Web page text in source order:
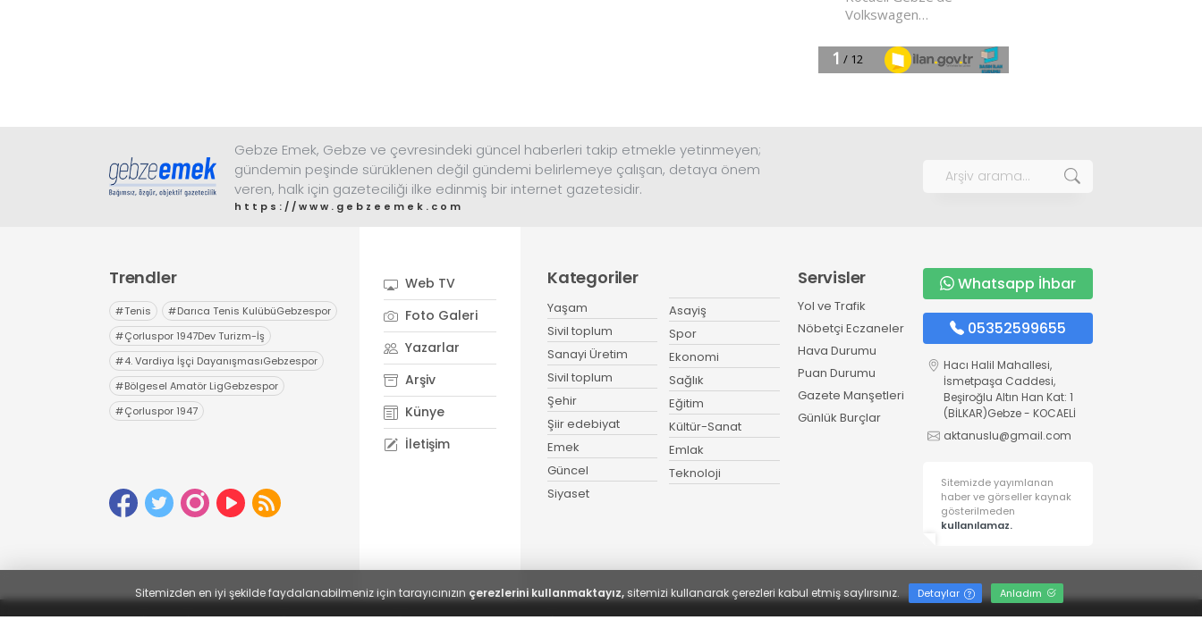
Gebze Emek, Gebze ve çevresindeki güncel haberleri takip etmekle yetinmeyen;
gündemin peşinde sürüklenen değil gündemi belirlemeye çalışan, detaya önem
veren, halk için gazeteciliği ilke edinmiş bir internet gazetesidir.
https://www.gebzeemek.com
Trendler
#Tenis #Darıca Tenis KulübüGebzespor
#Çorluspor 1947Dev Turizm-İş
#4. Vardiya İşçi DayanışmasıGebzespor
#Bölgesel Amatör LigGebzespor
#Çorluspor 1947
Web TV
Foto Galeri
Yazarlar
Arşiv
Künye
İletişim
Kategoriler
Yaşam
Sivil toplum
Sanayi Üretim
Sivil toplum
Şehir
Şiir edebiyat
Emek
Güncel
Siyaset
Asayiş
Spor
Ekonomi
Sağlık
Eğitim
Kültür-Sanat
Emlak
Teknoloji
Servisler
Yol ve Trafik
Nöbetçi Eczaneler
Hava Durumu
Puan Durumu
Gazete Manşetleri
Günlük Burçlar
Whatsapp İhbar
05352599655
Hacı Halil Mahallesi,
İsmetpaşa Caddesi,
Beşiroğlu Altın Han Kat: 1
(BİLKAR)Gebze - KOCAELİ
aktanuslu@gmail.com
Sitemizde yayımlanan
haber ve görseller kaynak
gösterilmeden
kullanılamaz.
Sitemizden en iyi şekilde faydalanabilmeniz için tarayıcınızın çerezlerini kullanmaktayız,sitemizi kullanarak çerezleri kabul etmiş saylırsınız. Detaylar Anladım